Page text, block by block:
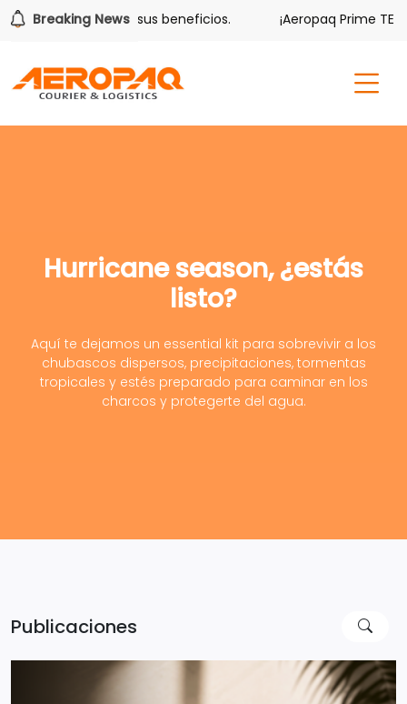
Breaking News
también tiene sus beneficios. ¡Aeropaq Prime TE DA
Hurricane season, ¿estás
listo?
Aquí te dejamos un essential kit para sobrevivir a los
chubascos dispersos, precipitaciones, tormentas
tropicales y estés preparado para caminar en los
charcos y protegerte del agua.
Publicaciones